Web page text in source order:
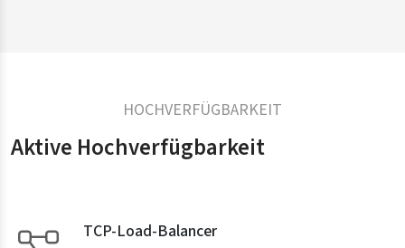
HOCHVERFÜGBARKEIT
Aktive Hochverfügbarkeit
TCP-Load-Balancer